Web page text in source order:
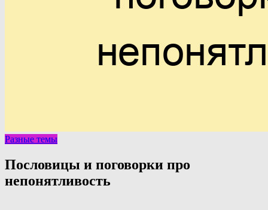
Разные темы
Пословицы и поговорки про
непонятливость